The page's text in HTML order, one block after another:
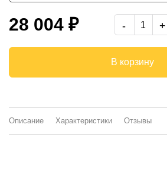
туя светлая/дуб выбеленный МДФ
28 004 ₽
В корзину
Описание Характеристики Отзывы